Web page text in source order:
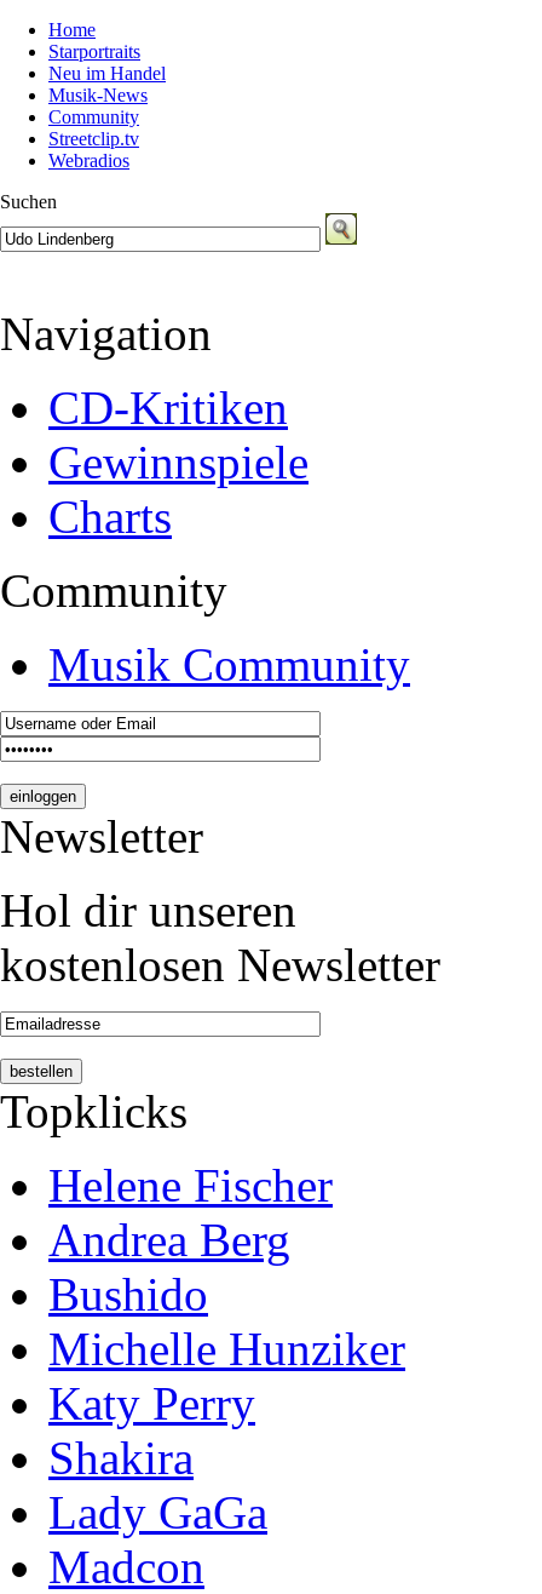
Home
Starportraits
Neu im Handel
Musik-News
Community
Streetclip.tv
Webradios
Suchen
Navigation
CD-Kritiken
Gewinnspiele
Charts
Community
Musik Community
Newsletter
Hol dir unseren
kostenlosen Newsletter
Topklicks
Helene Fischer
Andrea Berg
Bushido
Michelle Hunziker
Katy Perry
Shakira
Lady GaGa
Madcon